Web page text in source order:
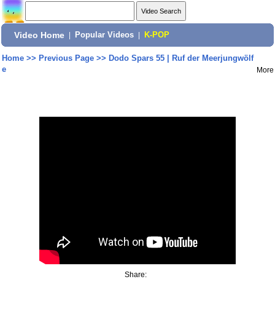
Video Home Popular Videos K-POP
Home>> Previous Page>> Dodo Spars 55 | Ruf der Meerjungwölf
e
More
Share: